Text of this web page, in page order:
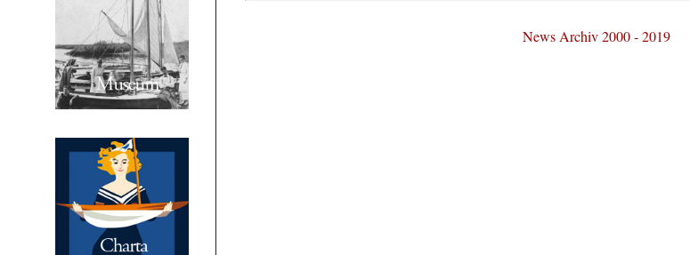
News Archiv 2000 - 2019